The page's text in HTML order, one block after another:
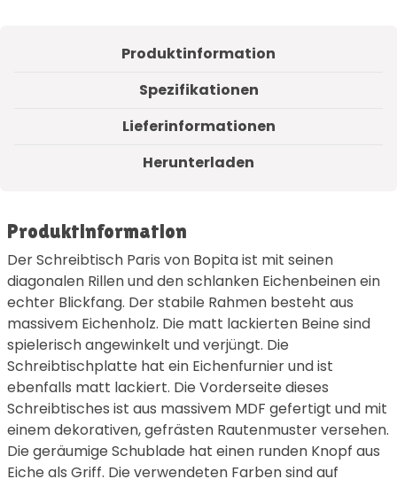
Produktinformation
Spezifikationen
Lieferinformationen
Herunterladen
Produktinformation
Der Schreibtisch Paris von Bopita ist mit seinen
diagonalen Rillen und den schlanken Eichenbeinen ein
echter Blickfang. Der stabile Rahmen besteht aus
massivem Eichenholz. Die matt lackierten Beine sind
spielerisch angewinkelt und verjüngt. Die
Schreibtischplatte hat ein Eichenfurnier und ist
ebenfalls matt lackiert. Die Vorderseite dieses
Schreibtisches ist aus massivem MDF gefertigt und mit
einem dekorativen, gefrästen Rautenmuster versehen.
Die geräumige Schublade hat einen runden Knopf aus
Eiche als Griff. Die verwendeten Farben sind auf